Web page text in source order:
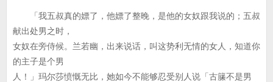
「我五叔真的嫖了，他嫖了整晚，是他的女奴跟我说的；五叔
献出处男之时，
女奴在旁侍候。兰若幽，出来说话，叫这势利无情的女人，知道你
的主子是个男
人！」玛尔莎愤慨无比，她如今不能够忍受别人说「古籘不是男